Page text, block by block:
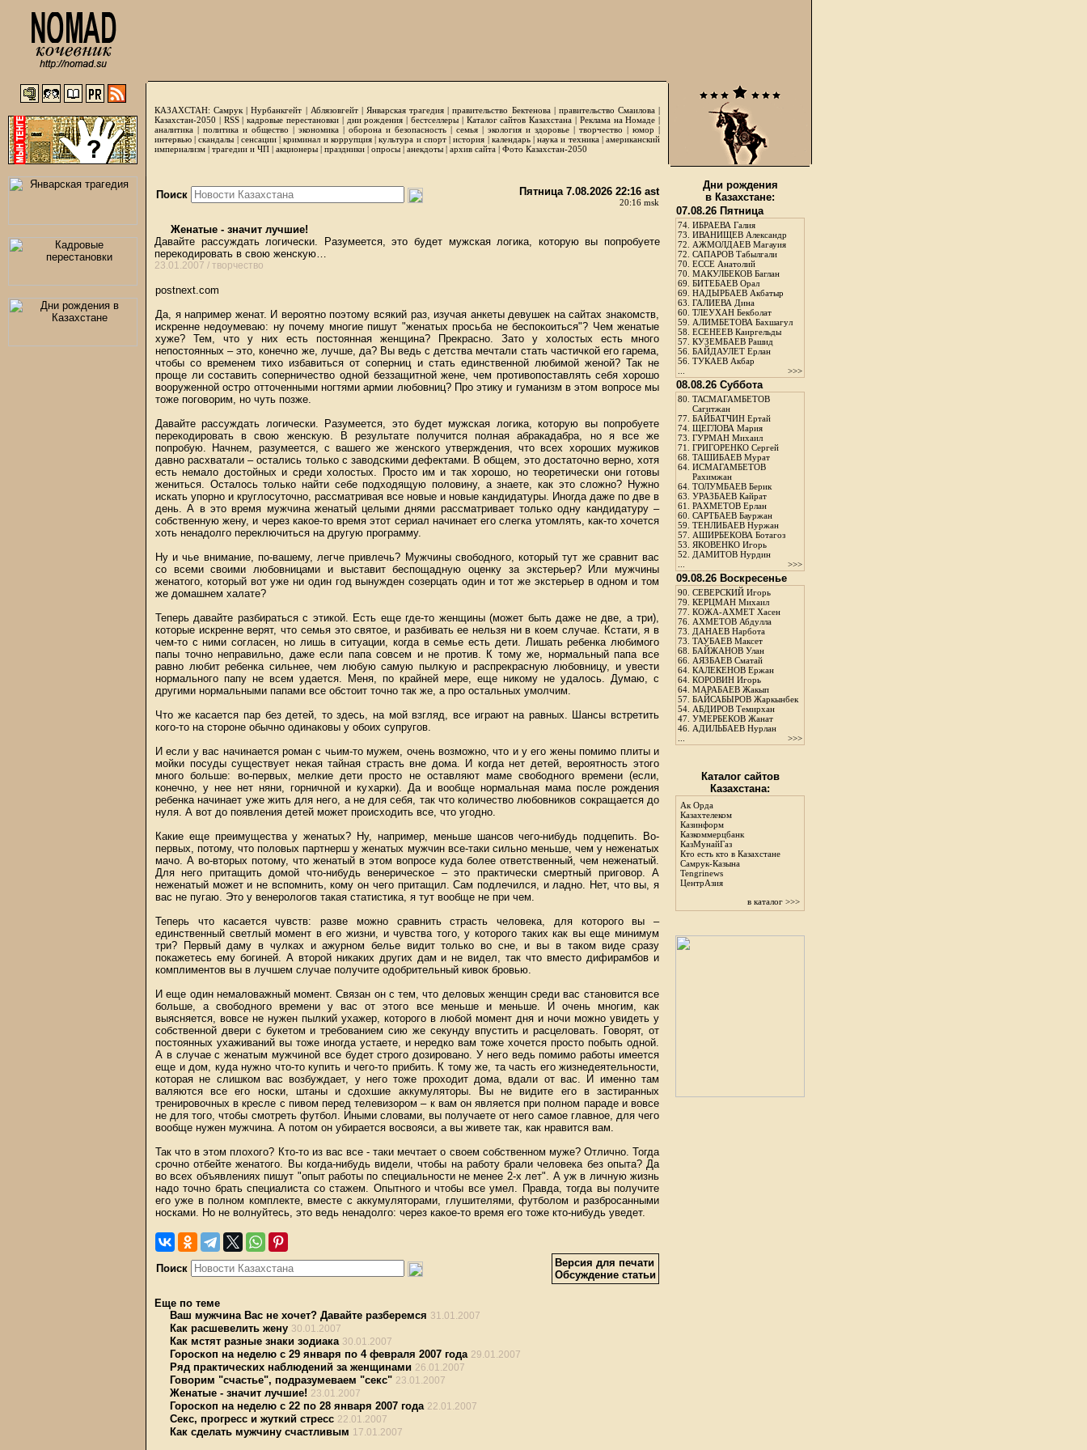
КАЗАХСТАН: Самрук |Нурбанкгейт | Аблязовгейт| Январская трагедия |правительство Бектенова| правительство Смаилова|
Казахстан-2050 | RSS|кадровые перестановки| дни рождения | бестселлеры| Каталог сайтов Казахстана | Реклама на Номаде |
аналитика | политика и общество | экономика | оборона и безопасность | семья | экология и здоровье | творчество | юмор |
интервью |скандалы | сенсации|криминал и коррупция|культура и спорт|история | календарь|наука и техника|американский
империализм | трагедии и ЧП | акционеры | праздники | опросы | анекдоты | архив сайта | Фото Казахстан-2050
Поиск Пятница 7.08.2026 22:16 ast
20:16 msk
Женатые - значит лучшие!
Давайте рассуждать логически. Разумеется, это будет мужская логика, которую вы попробуете
перекодировать в свою женскую…
23.01.2007 / творчество
postnext.com
Да, я например женат. И вероятно поэтому всякий раз, изучая анкеты девушек на сайтах знакомств,
искренне недоумеваю: ну почему многие пишут "женатых просьба не беспокоиться"? Чем женатые
хуже? Тем, что у них есть постоянная женщина? Прекрасно. Зато у холостых есть много
непостоянных – это, конечно же, лучше, да? Вы ведь с детства мечтали стать частичкой его гарема,
чтобы со временем тихо избавиться от соперниц и стать единственной любимой женой? Так не
проще ли составить соперничество одной беззащитной жене, чем противопоставлять себя хорошо
вооруженной остро отточенными ногтями армии любовниц? Про этику и гуманизм в этом вопросе мы
тоже поговорим, но чуть позже.
Давайте рассуждать логически. Разумеется, это будет мужская логика, которую вы попробуете
перекодировать в свою женскую. В результате получится полная абракадабра, но я все же
попробую. Начнем, разумеется, с вашего же женского утверждения, что всех хороших мужиков
давно расхватали – остались только с заводскими дефектами. В общем, это достаточно верно, хотя
есть немало достойных и среди холостых. Просто им и так хорошо, но теоретически они готовы
жениться. Осталось только найти себе подходящую половину, а знаете, как это сложно? Нужно
искать упорно и круглосуточно, рассматривая все новые и новые кандидатуры. Иногда даже по две в
день. А в это время мужчина женатый целыми днями рассматривает только одну кандидатуру –
собственную жену, и через какое-то время этот сериал начинает его слегка утомлять, как-то хочется
хоть ненадолго переключиться на другую программу.
Ну и чье внимание, по-вашему, легче привлечь? Мужчины свободного, который тут же сравнит вас
со всеми своими любовницами и выставит беспощадную оценку за экстерьер? Или мужчины
женатого, который вот уже ни один год вынужден созерцать один и тот же экстерьер в одном и том
же домашнем халате?
Теперь давайте разбираться с этикой. Есть еще где-то женщины (может быть даже не две, а три),
которые искренне верят, что семья это святое, и разбивать ее нельзя ни в коем случае. Кстати, я в
чем-то с ними согласен, но лишь в ситуации, когда в семье есть дети. Лишать ребенка любимого
папы точно неправильно, даже если папа совсем и не против. К тому же, нормальный папа все
равно любит ребенка сильнее, чем любую самую пылкую и распрекрасную любовницу, и увести
нормального папу не всем удается. Меня, по крайней мере, еще никому не удалось. Думаю, с
другими нормальными папами все обстоит точно так же, а про остальных умолчим.
Что же касается пар без детей, то здесь, на мой взгляд, все играют на равных. Шансы встретить
кого-то на стороне обычно одинаковы у обоих супругов.
И если у вас начинается роман с чьим-то мужем, очень возможно, что и у его жены помимо плиты и
мойки посуды существует некая тайная страсть вне дома. И когда нет детей, вероятность этого
много больше: во-первых, мелкие дети просто не оставляют маме свободного времени (если,
конечно, у нее нет няни, горничной и кухарки). Да и вообще нормальная мама после рождения
ребенка начинает уже жить для него, а не для себя, так что количество любовников сокращается до
нуля. А вот до появления детей может происходить все, что угодно.
Какие еще преимущества у женатых? Ну, например, меньше шансов чего-нибудь подцепить. Во-
первых, потому, что половых партнерш у женатых мужчин все-таки сильно меньше, чем у неженатых
мачо. А во-вторых потому, что женатый в этом вопросе куда более ответственный, чем неженатый.
Для него притащить домой что-нибудь венерическое – это практически смертный приговор. А
неженатый может и не вспомнить, кому он чего притащил. Сам подлечился, и ладно. Нет, что вы, я
вас не пугаю. Это у венерологов такая статистика, я тут вообще не при чем.
Теперь что касается чувств: разве можно сравнить страсть человека, для которого вы –
единственный светлый момент в его жизни, и чувства того, у которого таких как вы еще минимум
три? Первый даму в чулках и ажурном белье видит только во сне, и вы в таком виде сразу
покажетесь ему богиней. А второй никаких других дам и не видел, так что вместо дифирамбов и
комплиментов вы в лучшем случае получите одобрительный кивок бровью.
И еще один немаловажный момент. Связан он с тем, что деловых женщин среди вас становится все
больше, а свободного времени у вас от этого все меньше и меньше. И очень многим, как
выясняется, вовсе не нужен пылкий ухажер, которого в любой момент дня и ночи можно увидеть у
собственной двери с букетом и требованием сию же секунду впустить и расцеловать. Говорят, от
постоянных ухаживаний вы тоже иногда устаете, и нередко вам тоже хочется просто побыть одной.
А в случае с женатым мужчиной все будет строго дозировано. У него ведь помимо работы имеется
еще и дом, куда нужно что-то купить и чего-то прибить. К тому же, та часть его жизнедеятельности,
которая не слишком вас возбуждает, у него тоже проходит дома, вдали от вас. И именно там
валяются все его носки, штаны и сдохшие аккумуляторы. Вы не видите его в застиранных
тренировочных в кресле с пивом перед телевизором – к вам он является при полном параде и вовсе
не для того, чтобы смотреть футбол. Иными словами, вы получаете от него самое главное, для чего
вообще нужен мужчина. А потом он убирается восвояси, а вы живете так, как нравится вам.
Так что в этом плохого? Кто-то из вас все - таки мечтает о своем собственном муже? Отлично. Тогда
срочно отбейте женатого. Вы когда-нибудь видели, чтобы на работу брали человека без опыта? Да
во всех объявлениях пишут "опыт работы по специальности не менее 2-х лет". А уж в личную жизнь
надо точно брать специалиста со стажем. Опытного и чтобы все умел. Правда, тогда вы получите
его уже в полном комплекте, вместе с аккумуляторами, глушителями, футболом и разбросанными
носками. Но не волнуйтесь, это ведь ненадолго: через какое-то время его тоже кто-нибудь уведет.
Поиск
Версия для печати
Обсуждение статьи
Еще по теме
Ваш мужчина Вас не хочет? Давайте разберемся 31.01.2007
Как расшевелить жену 30.01.2007
Как мстят разные знаки зодиака 30.01.2007
Гороскоп на неделю с 29 января по 4 февраля 2007 года 29.01.2007
Ряд практических наблюдений за женщинами 26.01.2007
Говорим "счастье", подразумеваем "секс" 23.01.2007
Женатые - значит лучшие! 23.01.2007
Гороскоп на неделю с 22 по 28 января 2007 года 22.01.2007
Секс, прогресс и жуткий стресс 22.01.2007
Как сделать мужчину счастливым 17.01.2007
Дни рождения
в Казахстане:
07.08.26 Пятница
74. ИБРАЕВА Галия
73. ИВАНИЩЕВ Александр
72. АЖМОЛДАЕВ Магауия
72. САПАРОВ Табылгали
70. ЕССЕ Анатолий
70. МАКУЛБЕКОВ Баглан
69. БИТЕБАЕВ Орал
69. НАДЫРБАЕВ Акбатыр
63. ГАЛИЕВА Дина
60. ТЛЕУХАН Бекболат
59. АЛИМБЕТОВА Бахшагул
58. ЕСЕНЕЕВ Каиргельды
57. КУЗЕМБАЕВ Рашид
56. БАЙДАУЛЕТ Ерлан
56. ТУКАЕВ Акбар
>>>
08.08.26 Суббота
80. ТАСМАГАМБЕТОВ
Сагитжан
77. БАЙБАТЧИН Ертай
74. ЩЕГЛОВА Мария
73. ГУРМАН Михаил
71. ГРИГОРЕНКО Сергей
68. ТАШИБАЕВ Мурат
64. ИСМАГАМБЕТОВ
Рахимжан
64. ТОЛУМБАЕВ Берик
63. УРАЗБАЕВ Кайрат
61. РАХМЕТОВ Ерлан
60. САРТБАЕВ Бауржан
59. ТЕНЛИБАЕВ Нуржан
57. АШИРБЕКОВА Ботагоз
53. ЯКОВЕНКО Игорь
52. ДАМИТОВ Нурдин
>>>
09.08.26 Воскресенье
90. СЕВЕРСКИЙ Игорь
79. КЕРЦМАН Михаил
77. КОЖА-АХМЕТ Хасен
76. АХМЕТОВ Абдулла
73. ДАНАЕВ Нарбота
73. ТАУБАЕВ Максет
68. БАЙЖАНОВ Улан
66. АЯЗБАЕВ Сматай
64. КАЛЕКЕНОВ Ержан
64. КОРОВИН Игорь
64. МАРАБАЕВ Жакып
57. БАЙСАБЫРОВ Жаркынбек
54. АБДИРОВ Темирхан
47. УМЕРБЕКОВ Жанат
46. АДИЛЬБАЕВ Нурлан
>>>
Каталог сайтов
Казахстана:
Ак Орда
Казахтелеком
Казинформ
Казкоммерцбанк
КазМунайГаз
Кто есть кто в Казахстане
Самрук-Казына
Tengrinews
ЦентрАзия
в каталог >>>